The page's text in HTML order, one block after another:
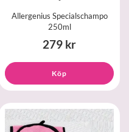
Allergenius Specialschampo
250ml
279 kr
Köp